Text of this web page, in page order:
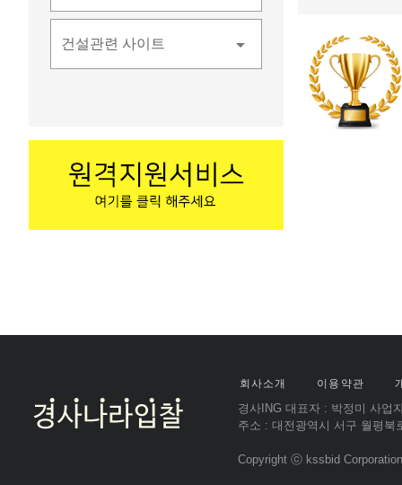
건설관련 사이트
회사소개 이용약관
경사ING 대표자 : 박정미 사업
주소 : 대전광역시 서구 월평북
Copyright ⓒ kssbid